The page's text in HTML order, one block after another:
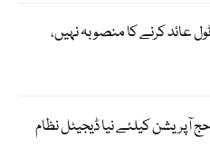
ٹول عائد کرنے کا منصوبہ نہیں،
حج آپریشن کیلئے نیا ڈیجیٹل نظام